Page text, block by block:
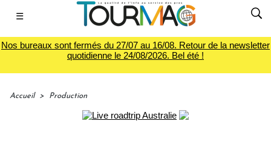
☰
Nos bureaux sont fermés du 27/07 au 16/08. Retour de la newsletter
quotidienne le 24/08/2026. Bel été !
Accueil > Production